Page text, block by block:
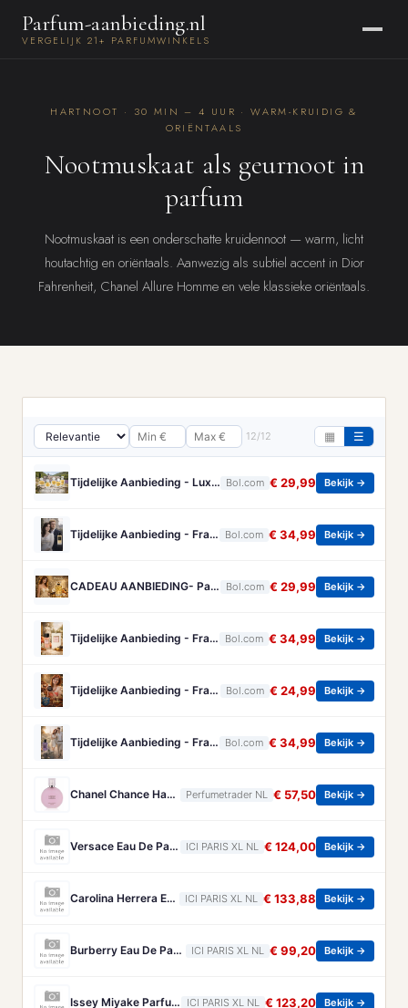
Parfum-aanbieding.nl
VERGELIJK 21+ PARFUMWINKELS
HARTNOOT · 30 MIN – 4 UUR · WARM-KRUIDIG &
ORIËNTAALS
Nootmuskaat als geurnoot in
parfum
Nootmuskaat is een onderschatte kruidennoot — warm, licht
houtachtig en oriëntaals. Aanwezig als subtiel accent in Dior
Fahrenheit, Chanel Allure Homme en vele klassieke oriëntaals.
12/12 ▦ ☰
Tijdelijke Aanbieding - Luxe Franse Eau de Parfum - Collection Prestige - 5 grote miniaturen met diverse Bloemige geuren Bol.com € 29,99 Bekijk →
Tijdelijke Aanbieding - Franse Parfum - Rodin - een heerlijke frisse/kruidige Eau de Parum - met gratis parfumverstuiver - blijft gehele dag ruiken. Bol.com € 34,99 Bekijk →
CADEAU AANBIEDING- Parfum Passade Paris - Elegante Zachte Geur - 100 ml Bol.com € 29,99 Bekijk →
Tijdelijke Aanbieding - Franse Dames Parfum - Pomone- een heerlijke Eau de Parfum - dat ruikt naar heerlijk fris fruit en amandel. Bol.com € 34,99 Bekijk →
Tijdelijke Aanbieding - Franse Dames Parfum - Amative and Tender - een heerlijke Eau de Parfum - met Koffie - Amandelen en Chocola - met hartje ketting Bol.com € 24,99 Bekijk →
Tijdelijke Aanbieding - Franse Parfum - Le Jardin - is een Eau de Parfum - van een perfecte mix van kruiden en Lavendel - met extra handtas verstuiver. Bol.com € 34,99 Bekijk →
Chanel Chance Haarparfum 35 ml Perfumetrader NL € 57,50 Bekijk →
Versace Eau De Parfum Versace - Eros Energy Eau De Parfum - 200 ML ICI PARIS XL NL € 124,00 Bekijk →
Carolina Herrera Eau De Parfum Carolina Herrera - Good Girl Polka Paradise Eau De Parfum - 80 ML ICI PARIS XL NL € 133,88 Bekijk →
Burberry Eau De Parfum Intense Voor Dames Burberry - Goddess Amber Vanilla Eau De Parfum Intense Voor Dames - 50 ML ICI PARIS XL NL € 99,20 Bekijk →
Issey Miyake Parfum Issey Miyake - Le Sel D'issey Parfum - 100 ML ICI PARIS XL NL € 123,20 Bekijk →